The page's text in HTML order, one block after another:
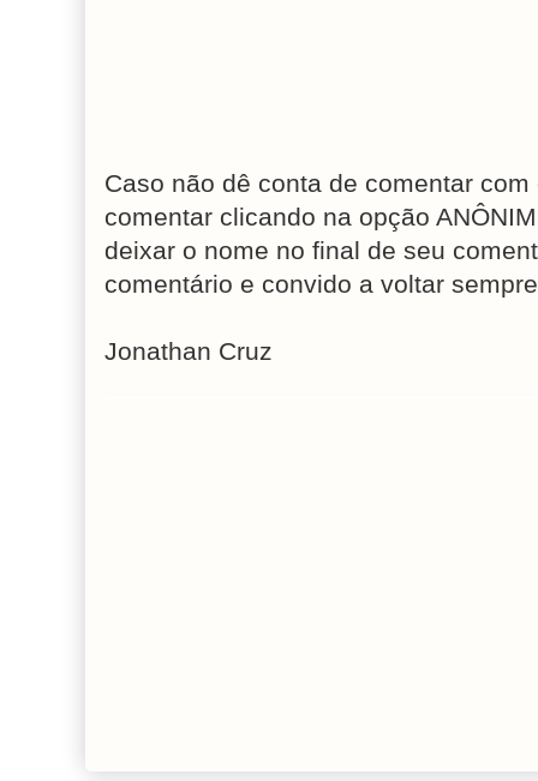
Caso não dê conta de comentar
comentar clicando na opção
deixar o nome no final de seu
comentário e convido a voltar
Jonathan Cruz